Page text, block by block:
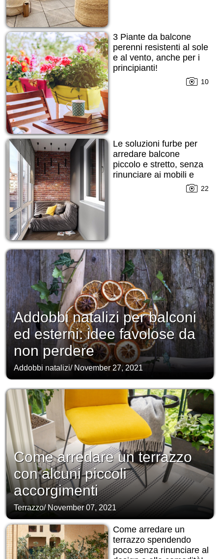
3 Piante da balcone
perenni resistenti al sole
e al vento, anche per i
principianti!
10
Le soluzioni furbe per
arredare balcone
piccolo e stretto, senza
rinunciare ai mobili e
22
Addobbi natalizi per balconi
ed esterni: idee favolose da
non perdere
Addobbi natalizi/ November 27, 2021
Come arredare un terrazzo
con alcuni piccoli
accorgimenti
Terrazzo/ November 07, 2021
Come arredare un
terrazzo spendendo
poco senza rinunciare al